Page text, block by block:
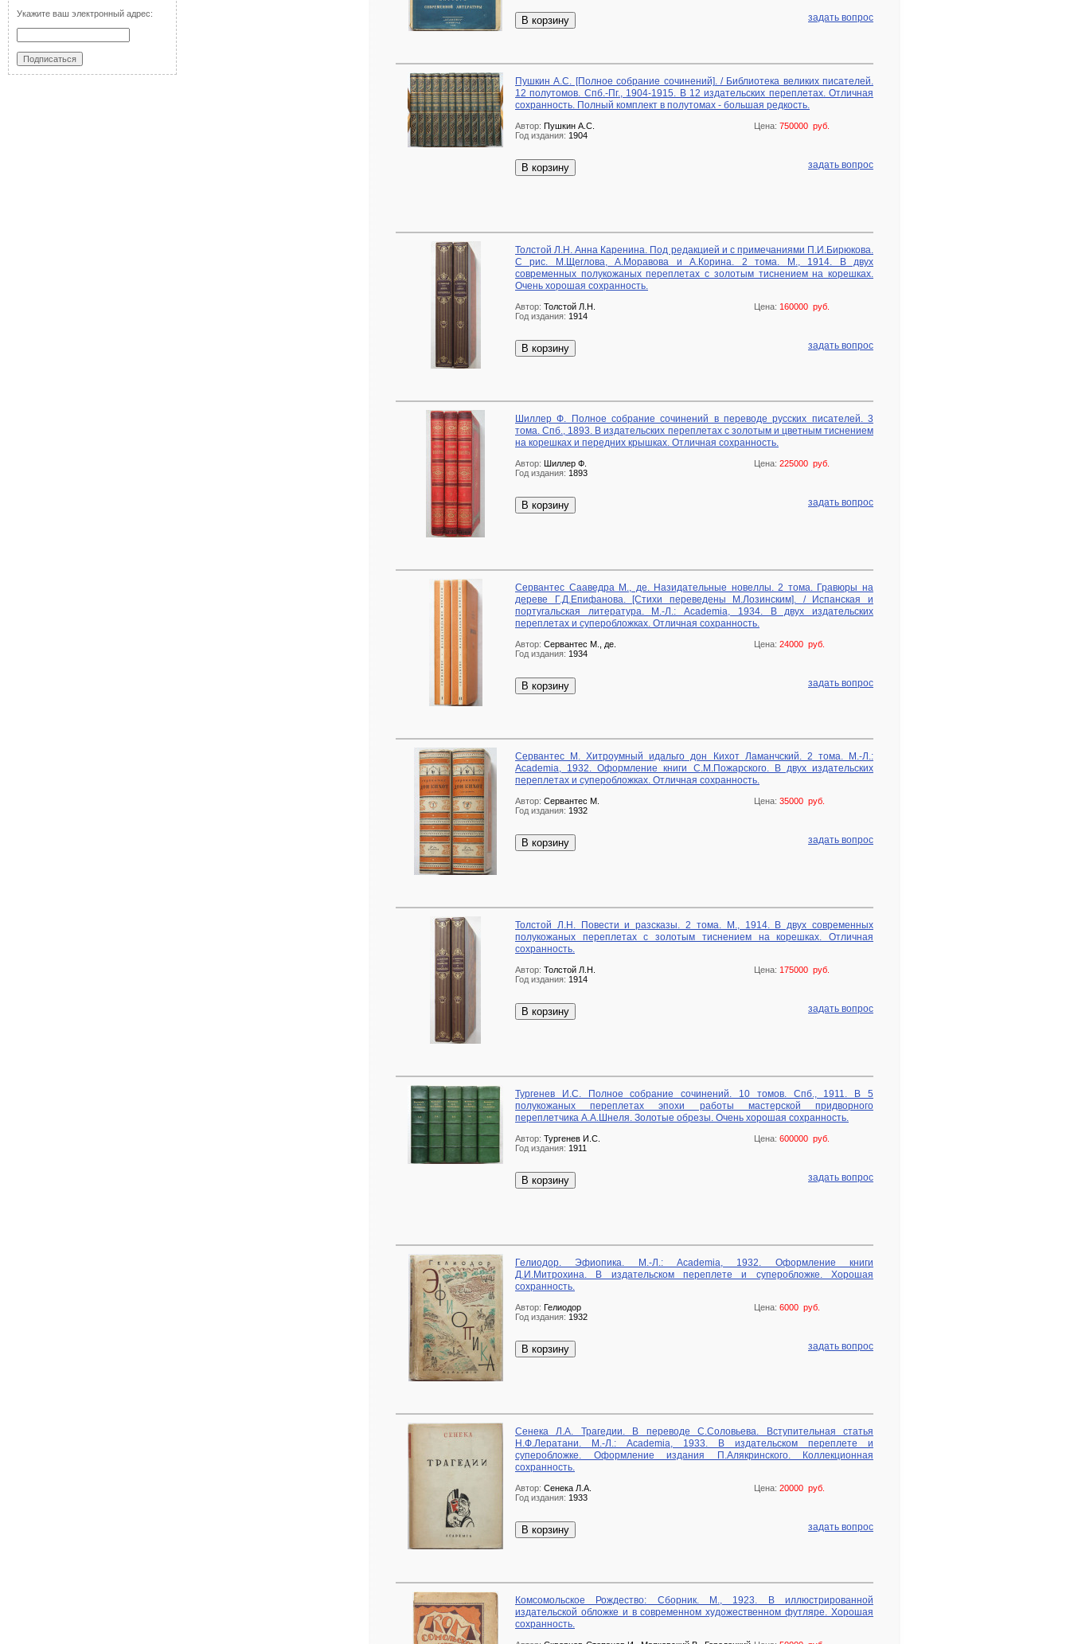
Укажите ваш электронный адрес:
В корзину задать вопрос
Пушкин А.С. [Полное собрание сочинений]. / Библиотека великих писателей.
12 полутомов. Спб.-Пг., 1904-1915. В 12 издательских переплетах. Отличная
сохранность. Полный комплект в полутомах - большая редкость.
Цена: 750000 руб.
Автор: Пушкин А.С.
Год издания: 1904
В корзину задать вопрос
Толстой Л.Н. Анна Каренина. Под редакцией и с примечаниями П.И.Бирюкова.
С рис. М.Щеглова, А.Моравова и А.Корина. 2 тома. М., 1914. В двух
современных полукожаных переплетах с золотым тиснением на корешках.
Очень хорошая сохранность.
Цена: 160000 руб.
Автор: Толстой Л.Н.
Год издания: 1914
В корзину задать вопрос
Шиллер Ф. Полное собрание сочинений в переводе русских писателей. 3
тома. Спб., 1893. В издательских переплетах с золотым и цветным тиснением
на корешках и передних крышках. Отличная сохранность.
Цена: 225000 руб.
Автор: Шиллер Ф.
Год издания: 1893
В корзину задать вопрос
Сервантес Сааведра М., де. Назидательные новеллы. 2 тома. Гравюры на
дереве Г.Д.Епифанова. [Стихи переведены М.Лозинским]. / Испанская и
португальская литература. М.-Л.: Academia, 1934. В двух издательских
переплетах и суперобложках. Отличная сохранность.
Цена: 24000 руб.
Автор: Сервантес М., де.
Год издания: 1934
В корзину задать вопрос
Сервантес М. Хитроумный идальго дон Кихот Ламанчский. 2 тома. М.-Л.:
Academia, 1932. Оформление книги С.М.Пожарского. В двух издательских
переплетах и суперобложках. Отличная сохранность.
Цена: 35000 руб.
Автор: Сервантес М.
Год издания: 1932
В корзину задать вопрос
Толстой Л.Н. Повести и разсказы. 2 тома. М., 1914. В двух современных
полукожаных переплетах с золотым тиснением на корешках. Отличная
сохранность.
Цена: 175000 руб.
Автор: Толстой Л.Н.
Год издания: 1914
В корзину задать вопрос
Тургенев И.С. Полное собрание сочинений. 10 томов. Спб., 1911. В 5
полукожаных переплетах эпохи работы мастерской придворного
переплетчика А.А.Шнеля. Золотые обрезы. Очень хорошая сохранность.
Цена: 600000 руб.
Автор: Тургенев И.С.
Год издания: 1911
В корзину задать вопрос
Гелиодор. Эфиопика. М.-Л.: Academia, 1932. Оформление книги
Д.И.Митрохина. В издательском переплете и суперобложке. Хорошая
сохранность.
Цена: 6000 руб.
Автор: Гелиодор
Год издания: 1932
В корзину задать вопрос
Сенека Л.А. Трагедии. В переводе С.Соловьева. Вступительная статья
Н.Ф.Лератани. М.-Л.: Academia, 1933. В издательском переплете и
суперобложке. Оформление издания П.Алякринского. Коллекционная
сохранность.
Цена: 20000 руб.
Автор: Сенека Л.А.
Год издания: 1933
В корзину задать вопрос
Комсомольское Рождество: Сборник. М., 1923. В иллюстрированной
издательской обложке и в современном художественном футляре. Хорошая
сохранность.